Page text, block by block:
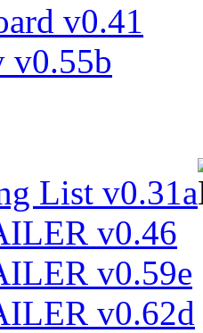
v0.41
v0.55b
List v0.31a
v0.46
v0.59e
v0.62d